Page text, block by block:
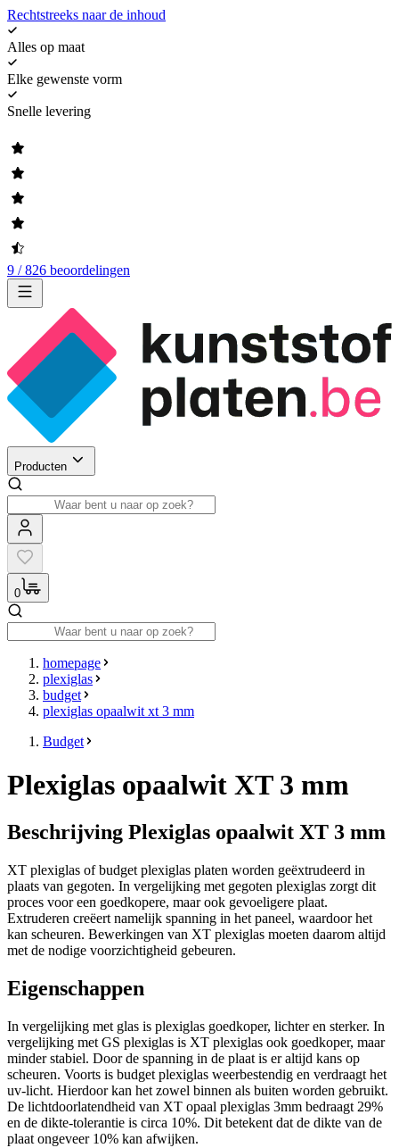
Rechtstreeks naar de inhoud
Alles op maat
Elke gewenste vorm
Snelle levering
9 / 826 beoordelingen
Producten
0
homepage
plexiglas
budget
plexiglas opaalwit xt 3 mm
Budget
Plexiglas opaalwit XT 3 mm
Beschrijving Plexiglas opaalwit XT 3 mm
XT plexiglas of budget plexiglas platen worden geëxtrudeerd in
plaats van gegoten. In vergelijking met gegoten plexiglas zorgt dit
proces voor een goedkopere, maar ook gevoeligere plaat.
Extruderen creëert namelijk spanning in het paneel, waardoor het
kan scheuren. Bewerkingen van XT plexiglas moeten daarom altijd
met de nodige voorzichtigheid gebeuren.
Eigenschappen
In vergelijking met glas is plexiglas goedkoper, lichter en sterker. In
vergelijking met GS plexiglas is XT plexiglas ook goedkoper, maar
minder stabiel. Door de spanning in de plaat is er altijd kans op
scheuren. Voorts is budget plexiglas weerbestendig en verdraagt het
uv-licht. Hierdoor kan het zowel binnen als buiten worden gebruikt.
De lichtdoorlatendheid van XT opaal plexiglas 3mm bedraagt 29%
en de dikte-tolerantie is circa 10%. Dit betekent dat de dikte van de
plaat ongeveer 10% kan afwijken.